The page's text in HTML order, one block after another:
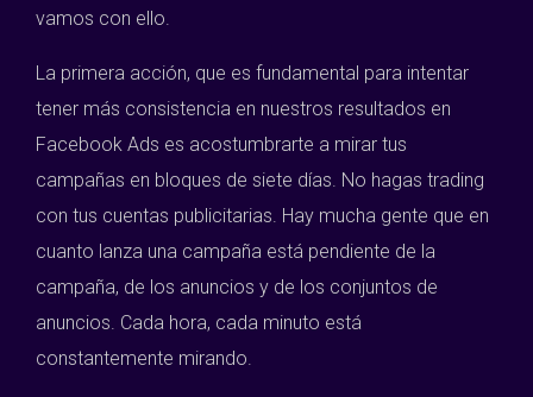
vamos con ello.
La primera acción, que es fundamental para intentar
tener más consistencia en nuestros resultados en
Facebook Ads es acostumbrarte a mirar tus
campañas en bloques de siete días. No hagas trading
con tus cuentas publicitarias. Hay mucha gente que en
cuanto lanza una campaña está pendiente de la
campaña, de los anuncios y de los conjuntos de
anuncios. Cada hora, cada minuto está
constantemente mirando.